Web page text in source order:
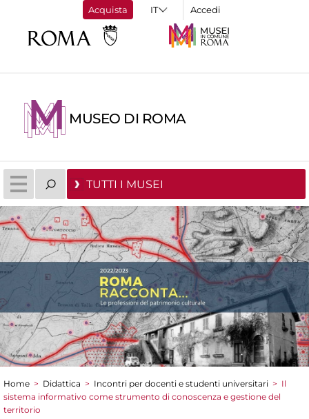
Acquista Accedi
MUSEO DI ROMA
TUTTI I MUSEI
Tu sei qui
Home > Didattica > Incontri per docenti e studenti universitari > Il
sistema informativo come strumento di conoscenza e gestione del
territorio